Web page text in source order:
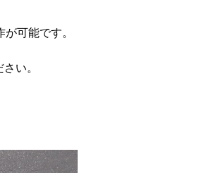
可能です。
い。